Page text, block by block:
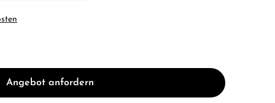
Angebot anfordern